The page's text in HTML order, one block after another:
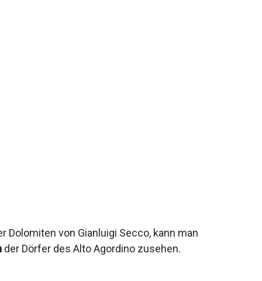
von Gianluigi Secco, kann man
der Dörfer des Alto Agordino zusehen.